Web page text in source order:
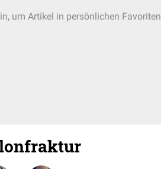
um Artikel in persönlichen